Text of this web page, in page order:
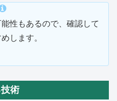
性もあるので、確認して
します。
術